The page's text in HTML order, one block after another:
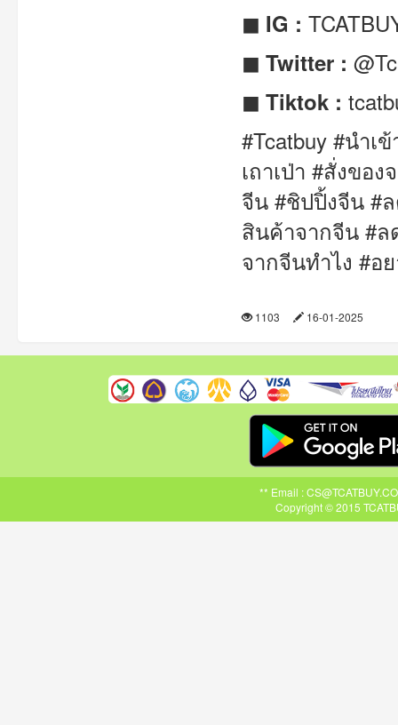
◼ IG :
◼ Twitter :
◼ Tiktok :
#Tcatbuy #นำเ
เถาเป่า #สั่งขอ
จีน #ชิปปิ้งจีน #
สินค้าจากจีน #
จากจีนทำไง #อ
1103 16-01-2025
** Email :
Copyright © 2015